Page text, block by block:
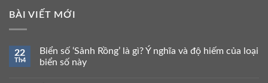
BÀI VIẾT MỚI
22
Th4
Biển số ‘Sảnh Rồng’ là gì? Ý nghĩa và độ hiếm của loại
biển số này